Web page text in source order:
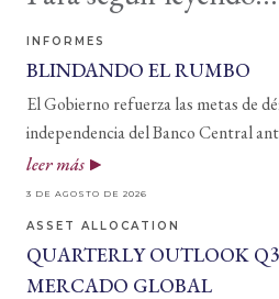
INFORMES
BLINDANDO EL RUMBO
El Gobierno refuerza las metas de
independencia del Banco Central
leer más
3 DE AGOSTO DE 2026
ASSET ALLOCATION
QUARTERLY OUTLOOK
MERCADO GLOBAL